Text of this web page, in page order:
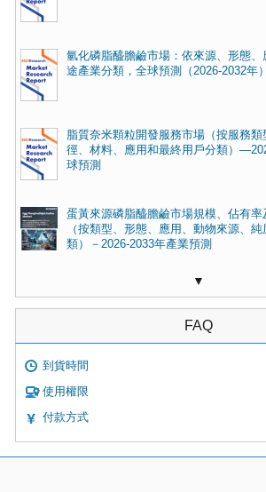
氫化磷脂醯膽鹼市場：依來源、形態、
途產業分類，全球預測（2026-2032年）
脂質奈米顆粒開發服務市場（按服務類
徑、材料、應用和最終用戶分類）
球預測
蛋黃來源磷脂醯膽鹼市場規模、佔有率
（按類型、形態、應用、動物來源、
類）－2026-2033年產業預測
▼
FAQ
到貨時間
使用權限
付款方式